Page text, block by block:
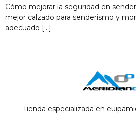
Cómo mejorar la seguridad en
mejor calzado para senderismo y
adecuado […]
Tienda especializada en